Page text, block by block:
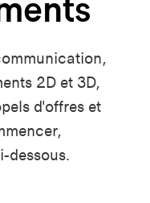
2D et 3D,
d'offres et
dessous.